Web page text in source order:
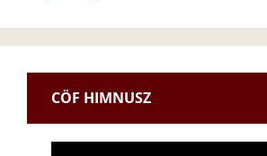
CÖF HIMNUSZ